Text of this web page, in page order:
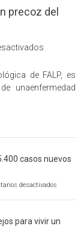
precoz del
Cargo»,
promueve
de
de FALP, es
unaenfermedad
casos nuevos
desactivados
de
Más
para vivir un